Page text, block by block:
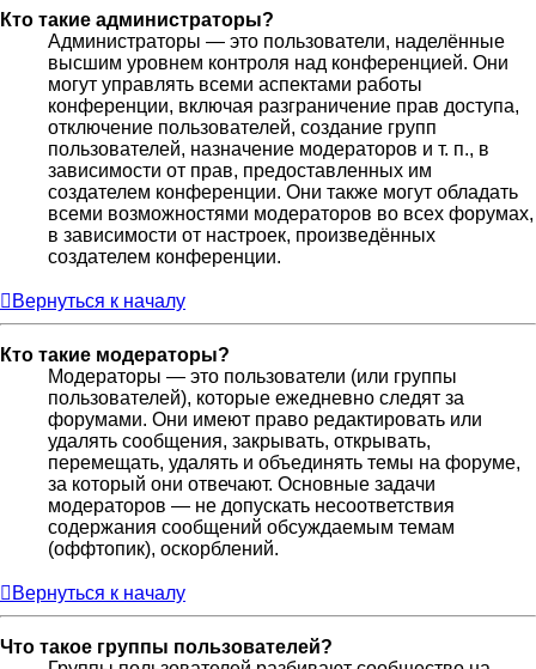
Кто такие администраторы?
Администраторы — это пользователи, наделённые
высшим уровнем контроля над конференцией. Они
могут управлять всеми аспектами работы
конференции, включая разграничение прав доступа,
отключение пользователей, создание групп
пользователей, назначение модераторов и т. п., в
зависимости от прав, предоставленных им
создателем конференции. Они также могут обладать
всеми возможностями модераторов во всех форумах,
в зависимости от настроек, произведённых
создателем конференции.
Вернуться к началу
Кто такие модераторы?
Модераторы — это пользователи (или группы
пользователей), которые ежедневно следят за
форумами. Они имеют право редактировать или
удалять сообщения, закрывать, открывать,
перемещать, удалять и объединять темы на форуме,
за который они отвечают. Основные задачи
модераторов — не допускать несоответствия
содержания сообщений обсуждаемым темам
(оффтопик), оскорблений.
Вернуться к началу
Что такое группы пользователей?